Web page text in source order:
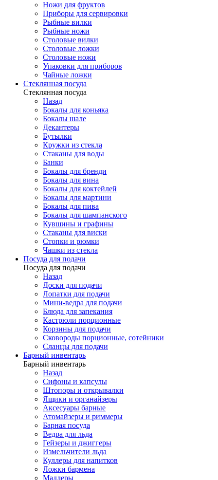
Ножи для фруктов
Приборы для сервировки
Рыбные вилки
Рыбные ножи
Столовые вилки
Столовые ложки
Столовые ножи
Упаковки для приборов
Чайные ложки
Стеклянная посуда
Стеклянная посуда
Назад
Бокалы для коньяка
Бокалы шале
Декантеры
Бутылки
Кружки из стекла
Стаканы для воды
Банки
Бокалы для бренди
Бокалы для вина
Бокалы для коктейлей
Бокалы для мартини
Бокалы для пива
Бокалы для шампанского
Кувшины и графины
Стаканы для виски
Стопки и рюмки
Чашки из стекла
Посуда для подачи
Посуда для подачи
Назад
Доски для подачи
Лопатки для подачи
Мини-ведра для подачи
Блюда для запекания
Кастрюли порционные
Корзины для подачи
Сковороды порционные, сотейники
Сланцы для подачи
Барный инвентарь
Барный инвентарь
Назад
Сифоны и капсулы
Штопоры и открывалки
Ящики и органайзеры
Аксесуары барные
Атомайзеры и риммеры
Барная посуда
Ведра для льда
Гейзеры и джиггеры
Измельчители льда
Куллеры для напитков
Ложки бармена
Мадлеры